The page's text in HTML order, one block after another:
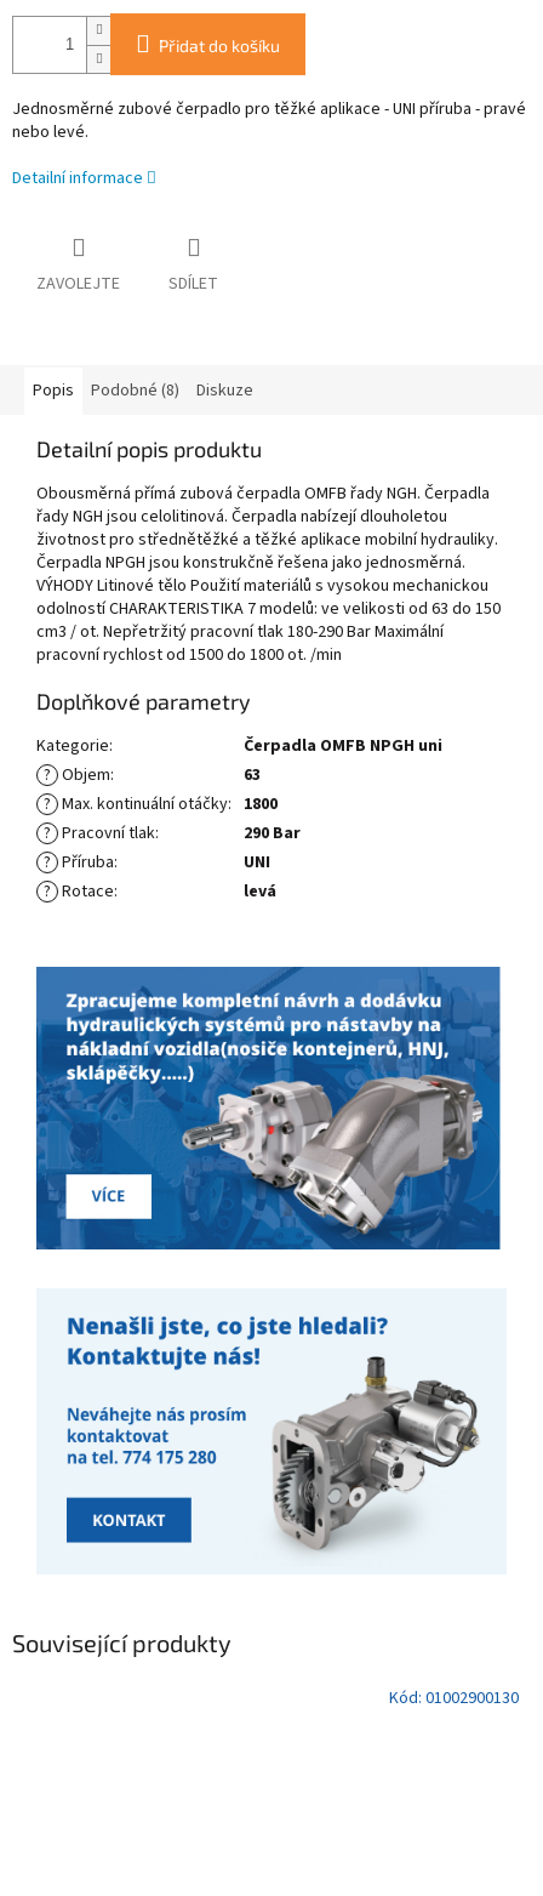
Přidat do košíku
Jednosměrné zubové čerpadlo pro těžké aplikace - UNI příruba - pravé
nebo levé.
Detailní informace
ZAVOLEJTE SDÍLET
Související produkty
Kód: 01002900130
Popis Podobné (8) Diskuze
Detailní popis produktu
Obousměrná přímá zubová čerpadla OMFB řady NGH. Čerpadla
řady NGH jsou celolitinová. Čerpadla nabízejí dlouholetou
životnost pro střednětěžké a těžké aplikace mobilní hydrauliky.
Čerpadla NPGH jsou konstrukčně řešena jako jednosměrná.
VÝHODY Litinové tělo Použití materiálů s vysokou mechanickou
odolností CHARAKTERISTIKA 7 modelů: ve velikosti od 63 do 150
cm3 / ot. Nepřetržitý pracovní tlak 180-290 Bar Maximální
pracovní rychlost od 1500 do 1800 ot. /min
Doplňkové parametry
Kategorie:
Čerpadla OMFB NPGH uni
? Objem:
63
? Max. kontinuální otáčky: 1800
? Pracovní tlak:
290 Bar
? Příruba:
UNI
? Rotace: levá